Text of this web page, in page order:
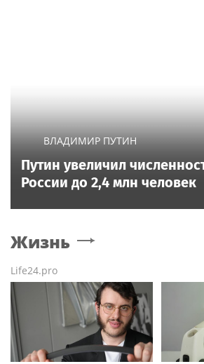
ВЛАДИМИР ПУТИН
Путин увеличил
России до 2,4 млн человек
Жизнь
Life24.pro